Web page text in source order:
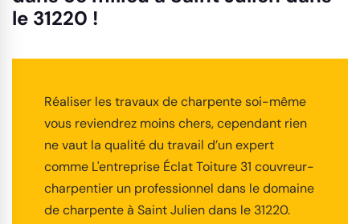
le 31220 !
Réaliser les travaux de charpente soi-même
vous reviendrez moins chers, cependant rien
ne vaut la qualité du travail d’un expert
comme L'entreprise Éclat Toiture 31 couvreur-
charpentier un professionnel dans le domaine
de charpente à Saint Julien dans le 31220.